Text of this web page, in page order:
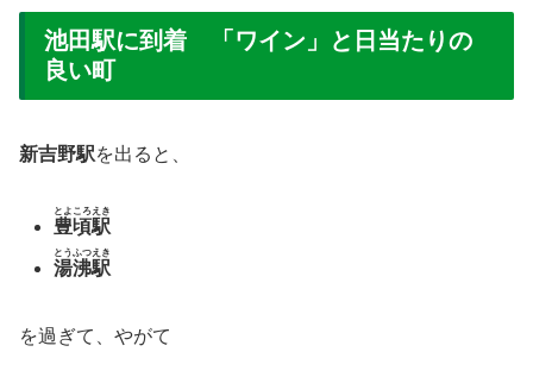
池田駅に到着 「ワイン」と日当たりの
良い町
新吉野駅を出ると、
豊頃駅
とよころえき
湯沸駅
とうふつえき
を過ぎて、やがて